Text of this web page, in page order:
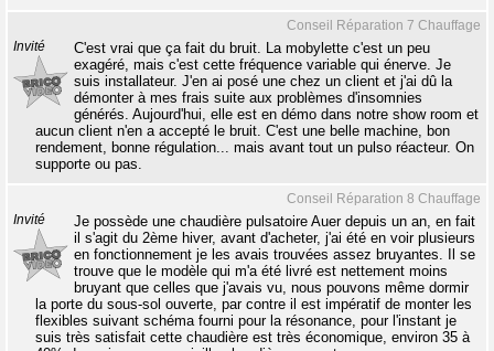
Conseil Réparation 7 Chauffage
Invité
C'est vrai que ça fait du bruit. La mobylette c'est un peu
exagéré, mais c'est cette fréquence variable qui énerve. Je
suis installateur. J'en ai posé une chez un client et j'ai dû la
démonter à mes frais suite aux problèmes d'insomnies
générés. Aujourd'hui, elle est en démo dans notre show room et
aucun client n'en a accepté le bruit. C'est une belle machine, bon
rendement, bonne régulation... mais avant tout un pulso réacteur. On
supporte ou pas.
Conseil Réparation 8 Chauffage
Invité
Je possède une chaudière pulsatoire Auer depuis un an, en fait
il s'agit du 2ème hiver, avant d'acheter, j'ai été en voir plusieurs
en fonctionnement je les avais trouvées assez bruyantes. Il se
trouve que le modèle qui m'a été livré est nettement moins
bruyant que celles que j'avais vu, nous pouvons même dormir
la porte du sous-sol ouverte, par contre il est impératif de monter les
flexibles suivant schéma fourni pour la résonance, pour l'instant je
suis très satisfait cette chaudière est très économique, environ 35 à